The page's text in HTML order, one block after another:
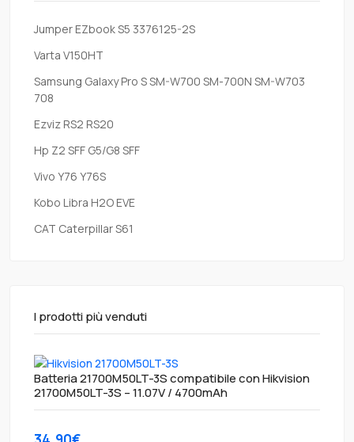
Jumper EZbook S5 3376125-2S
Varta V150HT
Samsung Galaxy Pro S SM-W700 SM-700N SM-W703
708
Ezviz RS2 RS20
Hp Z2 SFF G5/G8 SFF
Vivo Y76 Y76S
Kobo Libra H2O EVE
CAT Caterpillar S61
I prodotti più venduti
Batteria 21700M50LT-3S compatibile con Hikvision
21700M50LT-3S – 11.07V / 4700mAh